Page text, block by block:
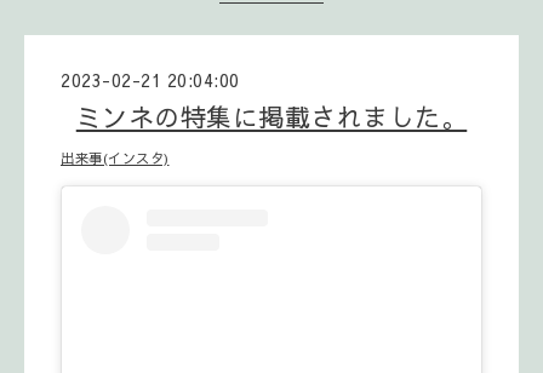
2023-02-21 20:04:00
ミンネの特集に掲載されました。
出来事(インスタ)